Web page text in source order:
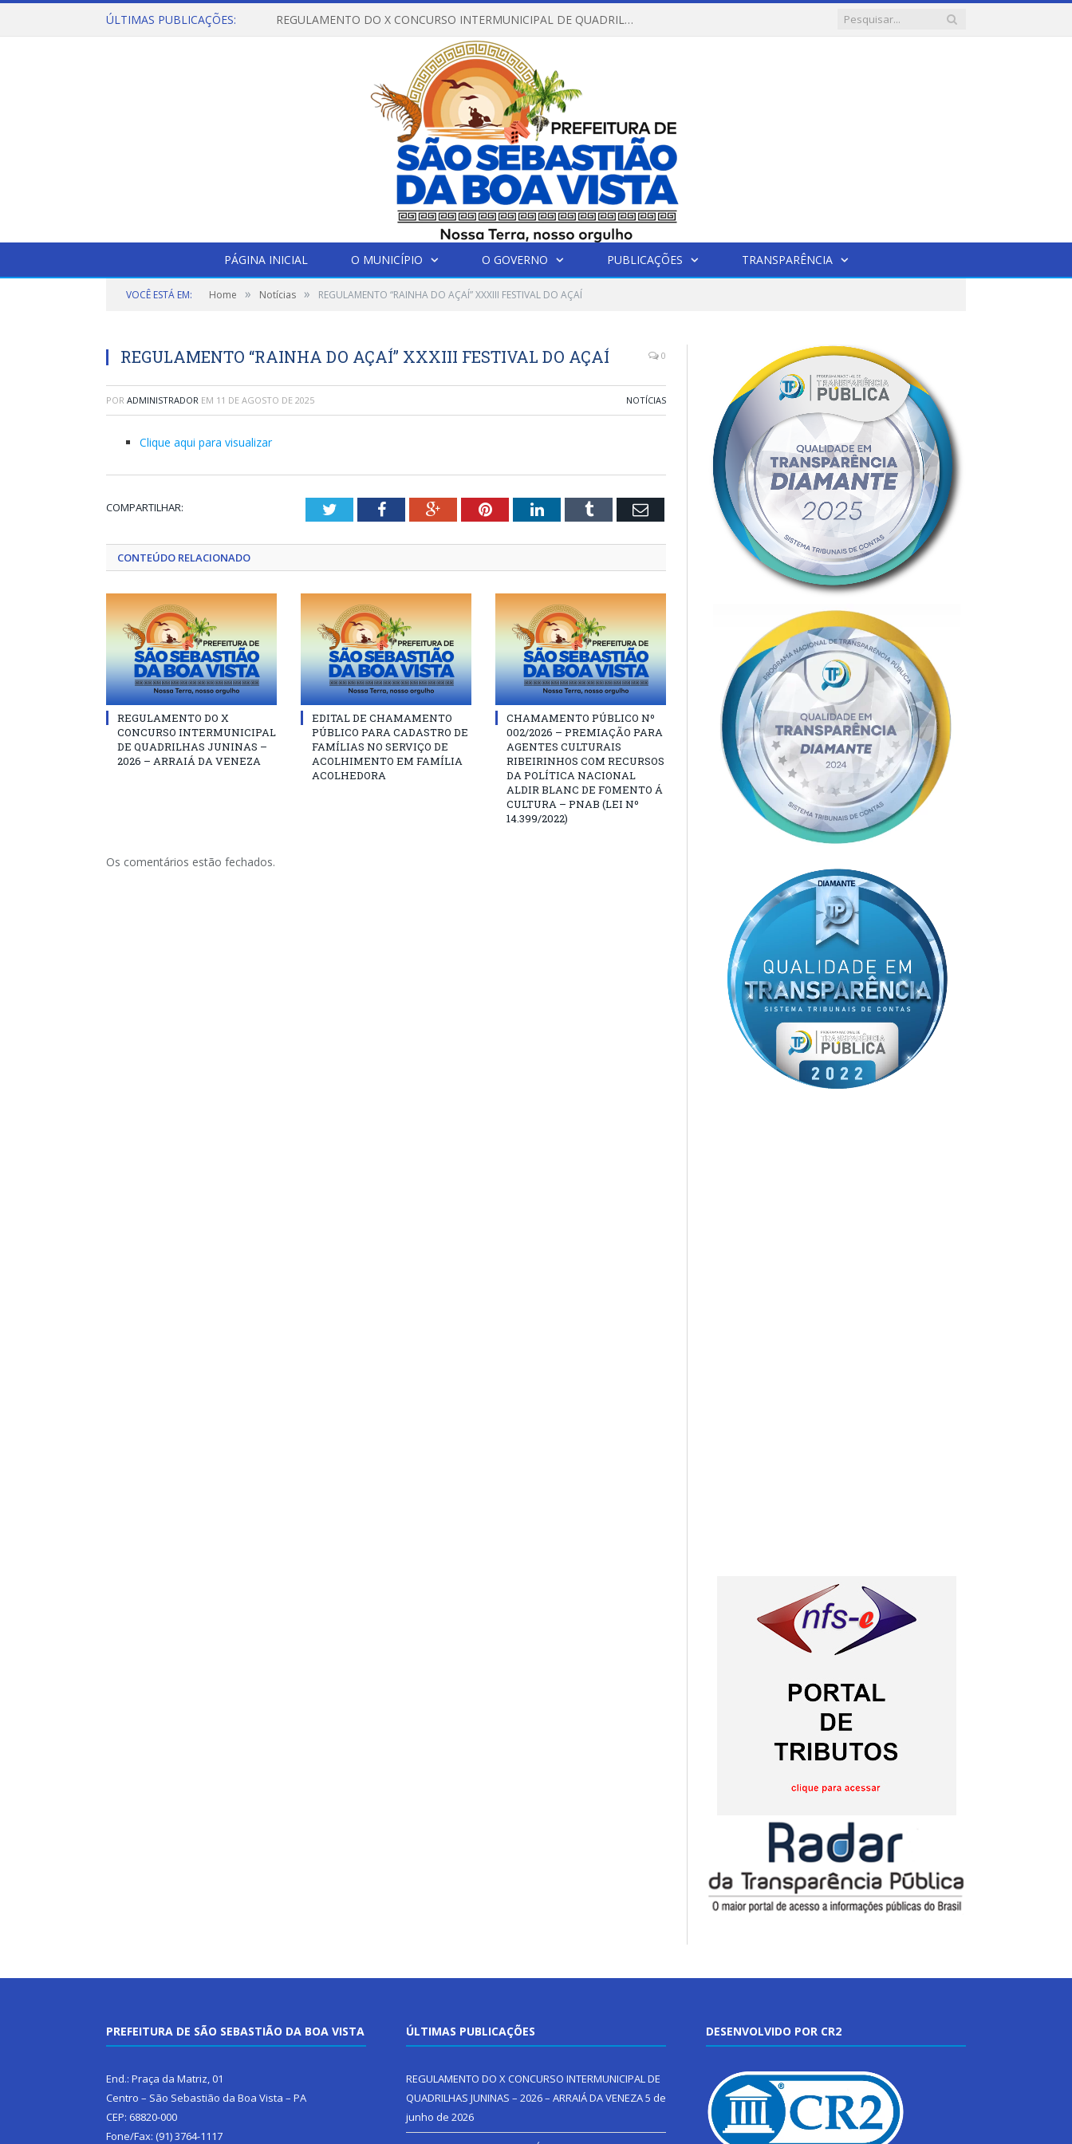
ÚLTIMAS PUBLICAÇÕES: REGULAMENTO DO X CONCURSO INTERMUNICIPAL DE QUADRILHAS JUNINAS – 2026 – ARRAIÁ DA VENEZA
PÁGINA INICIAL O MUNICÍPIO O GOVERNO PUBLICAÇÕES TRANSPARÊNCIA
VOCÊ ESTÁ EM: Home » Notícias » REGULAMENTO “RAINHA DO AÇAÍ” XXXIII FESTIVAL DO AÇAÍ
REGULAMENTO “RAINHA DO AÇAÍ” XXXIII FESTIVAL DO AÇAÍ 0
POR ADMINISTRADOR EM 11 DE AGOSTO DE 2025 NOTÍCIAS
Clique aqui para visualizar
COMPARTILHAR: TwitterFacebookGoogle+PinterestLinkedInTumblr Email
CONTEÚDO RELACIONADO
REGULAMENTO DO X
CONCURSO INTERMUNICIPAL
DE QUADRILHAS JUNINAS –
2026 – ARRAIÁ DA VENEZA
EDITAL DE CHAMAMENTO
PÚBLICO PARA CADASTRO DE
FAMÍLIAS NO SERVIÇO DE
ACOLHIMENTO EM FAMÍLIA
ACOLHEDORA
CHAMAMENTO PÚBLICO Nº
002/2026 – PREMIAÇÃO PARA
AGENTES CULTURAIS
RIBEIRINHOS COM RECURSOS
DA POLÍTICA NACIONAL
ALDIR BLANC DE FOMENTO Á
CULTURA – PNAB (LEI Nº
14.399/2022)
Os comentários estão fechados.
PREFEITURA DE SÃO SEBASTIÃO DA BOA VISTA
End.: Praça da Matriz, 01
Centro – São Sebastião da Boa Vista – PA
CEP: 68820-000
Fone/Fax: (91) 3764-1117
ÚLTIMAS PUBLICAÇÕES
REGULAMENTO DO X CONCURSO INTERMUNICIPAL DE
QUADRILHAS JUNINAS – 2026 – ARRAIÁ DA VENEZA5 de
junho de 2026
DESENVOLVIDO POR CR2